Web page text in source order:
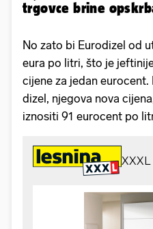
trgovce brine
No zato bi Eurodizel od
eura po litri, što je
cijene za jedan
dizel, njegova nova
iznositi 91 eurocent po